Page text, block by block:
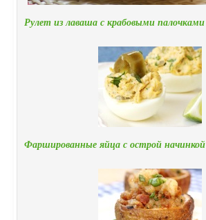
Рулет из лаваша с крабовыми палочками
Фаршированные яйца с острой начинкой